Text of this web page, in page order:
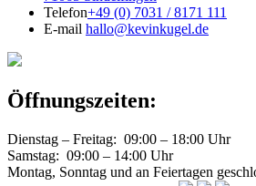
Telefon+49 (0) 7031 / 8171 111
E-mail hallo@kevinkugel.de
Öffnungszeiten:
Dienstag – Freitag: 09:00 – 18:00 Uhr
Samstag: 09:00 – 14:00 Uhr
Montag, Sonntag und an Feiertagen